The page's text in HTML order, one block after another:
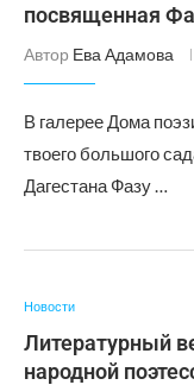
посвященная
Автор Ева Адамова
В галерее Дома
твоего большого
Дагестана Фазу …
Новости
Литературный
народной